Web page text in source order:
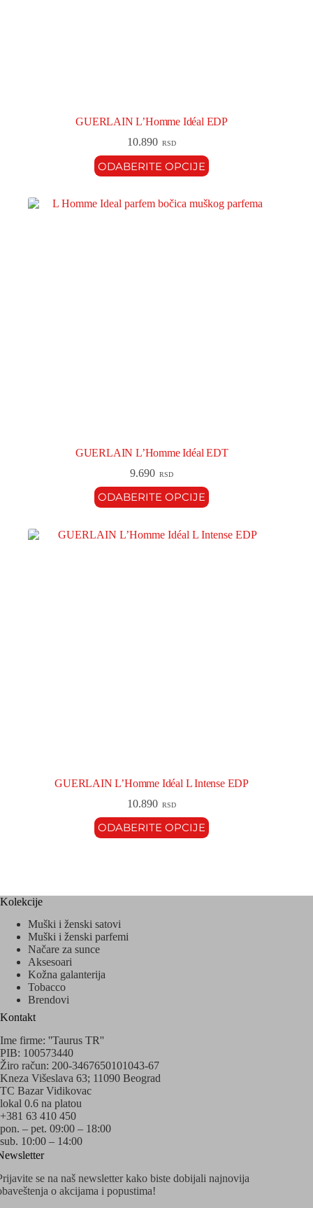
GUERLAIN L’Homme Idéal EDP
10.890 RSD
ODABERITE OPCIJE
GUERLAIN L’Homme Idéal EDT
9.690 RSD
ODABERITE OPCIJE
GUERLAIN L’Homme Idéal L Intense EDP
10.890 RSD
ODABERITE OPCIJE
Kolekcije
Muški i ženski satovi
Muški i ženski parfemi
Načare za sunce
Aksesoari
Kožna galanterija
Tobacco
Brendovi
Kontakt
Ime firme: ''Taurus TR''
PIB: 100573440
Žiro račun: 200-3467650101043-67
Kneza Višeslava 63; 11090 Beograd
TC Bazar Vidikovac
lokal 0.6 na platou
+381 63 410 450
pon. – pet. 09:00 – 18:00
sub. 10:00 – 14:00
se na naš newsletter kako biste dobijali najnovija
o akcijama i popustima!